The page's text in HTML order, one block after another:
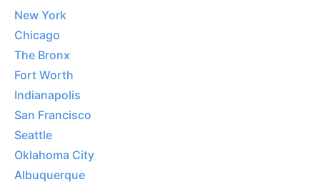
New York
Chicago
The Bronx
Fort Worth
Indianapolis
San Francisco
Seattle
Oklahoma City
Albuquerque